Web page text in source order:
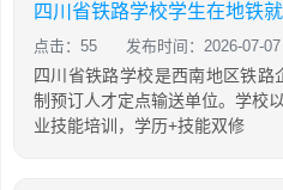
四川省铁路学校学生在地铁
点击：55 发布时间：2026-07-07
四川省铁路学校是西南地区铁
制预订人才定点输送单位。学校
业技能培训，学历+技能双修